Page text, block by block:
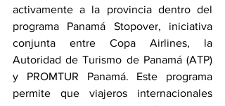
activamente a la provincia dentro del
programa Panamá Stopover, iniciativa
conjunta entre Copa Airlines, la
Autoridad de Turismo de Panamá (ATP)
y PROMTUR Panamá. Este programa
permite que viajeros internacionales